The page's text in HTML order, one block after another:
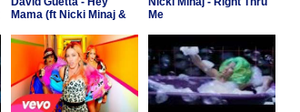
Mama (ft Nicki Minaj &
Me